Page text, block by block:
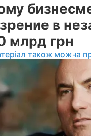
в
млрд грн
також можна